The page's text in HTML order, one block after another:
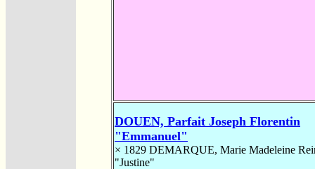
DOUEN, Parfait Joseph Florentin
"Emmanuel"
× 1829 DEMARQUE, Marie Madeleine
"Justine"